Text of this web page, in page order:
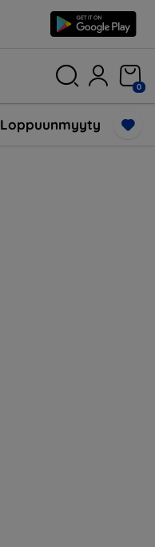
0
Loppuunmyyty